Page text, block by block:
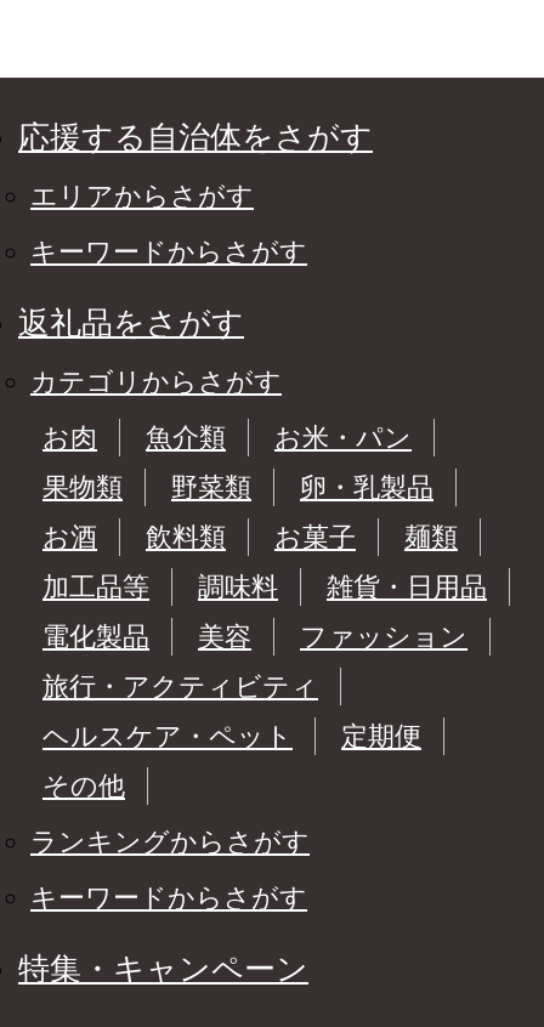
応援する自治体をさがす
エリアからさがす
キーワードからさがす
返礼品をさがす
カテゴリからさがす
お肉
魚介類
お米・パン
果物類
野菜類
卵・乳製品
お酒
飲料類 お菓子
麺類
加工品等
調味料
雑貨・日用品
電化製品
美容
ファッション
旅行・アクティビティ
ヘルスケア・ペット
定期便
その他
ランキングからさがす
キーワードからさがす
特集・キャンペーン